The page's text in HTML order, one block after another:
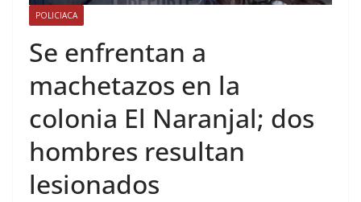
POLICIACA
Se enfrentan a
machetazos en la
colonia El Naranjal; dos
hombres resultan
lesionados